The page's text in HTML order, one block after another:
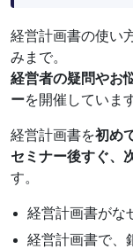
経営計画書の使い
みまで。
経営者の疑問やお
ーを開催していま
経営計画書を初め
セミナー後すぐ、
す。
経営計画書がな
経営計画書で、